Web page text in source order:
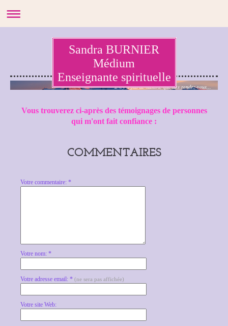
Sandra BURNIER
Médium
Enseignante spirituelle
Il n'y a pas de hasard, que des rendez-vous...
Vous trouverez ci-après des témoignages de personnes
qui m'ont fait confiance :
COMMENTAIRES
Votre commentaire: *
Votre nom: *
Votre adresse email: *(ne sera pas affichée)
Votre site Web: